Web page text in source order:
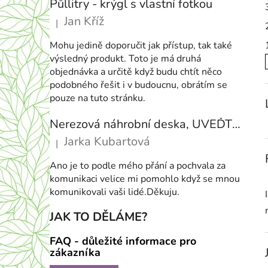
í
p
a
n
e
l
Půllitry - krýgl s vlastní fotkou
Hodnocení produktu je 5 z 5 hvězdiček.
| Jan Kříž
Mohu jedině doporučit jak přístup, tak také
výsledný produkt. Toto je má druhá
objednávka a určitě když budu chtít něco
podobného řešit i v budoucnu, obrátím se
pouze na tuto stránku.
Nerezová náhrobní deska, UVEĎTE VELIKOST NA PŘÁNÍ
Hodnocení produktu je 5 z 5 hvězdiček.
| Jarka Kubartová
Ano je to podle mého přání a pochvala za
komunikaci velice mi pomohlo když se mnou
komunikovali vaši lidé.Děkuju.
JAK TO DĚLÁME?
FAQ - důležité informace pro
zákazníka